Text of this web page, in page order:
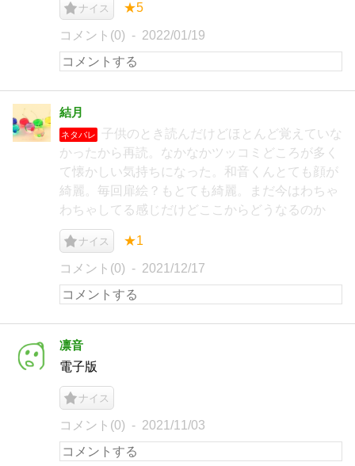
ナイス ★5
コメント(0) 2022/01/19
結月
ネタバレ
子供のとき読んだけどほとんど覚えていな
かったから再読。なかなかツッコミどころが多く
て懐かしい気持ちになった。和音くんとても顔が
綺麗。毎回扉絵？もとても綺麗。まだ今はわちゃ
わちゃしてる感じだけどここからどうなるのか
ナイス ★1
コメント(0) 2021/12/17
凛音
電子版
ナイス
コメント(0) 2021/11/03